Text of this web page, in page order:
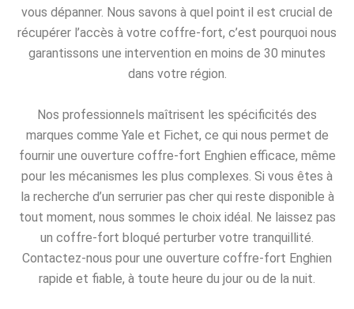
vous dépanner. Nous savons à quel point il est crucial de
récupérer l’accès à votre coffre-fort, c’est pourquoi nous
garantissons une intervention en moins de 30 minutes
dans votre région.
Nos professionnels maîtrisent les spécificités des
marques comme Yale et Fichet, ce qui nous permet de
fournir une ouverture coffre-fort Enghien efficace, même
pour les mécanismes les plus complexes. Si vous êtes à
la recherche d’un serrurier pas cher qui reste disponible à
tout moment, nous sommes le choix idéal. Ne laissez pas
un coffre-fort bloqué perturber votre tranquillité.
Contactez-nous pour une ouverture coffre-fort Enghien
rapide et fiable, à toute heure du jour ou de la nuit.